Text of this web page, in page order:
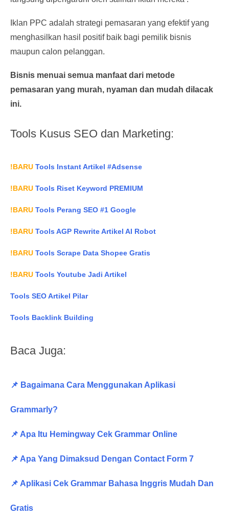
Iklan PPC adalah strategi pemasaran yang efektif yang
menghasilkan hasil positif baik bagi pemilik bisnis
maupun calon pelanggan.
Bisnis menuai semua manfaat dari metode
pemasaran yang murah, nyaman dan mudah dilacak
ini.
Tools Kusus SEO dan Marketing:
!BARU Tools Instant Artikel #Adsense
!BARU Tools Riset Keyword PREMIUM
!BARU Tools Perang SEO #1 Google
!BARU Tools AGP Rewrite Artikel AI Robot
!BARU Tools Scrape Data Shopee Gratis
!BARU Tools Youtube Jadi Artikel
Tools SEO Artikel Pilar
Tools Backlink Building
Baca Juga:
📌 Bagaimana Cara Menggunakan Aplikasi
Grammarly?
📌 Apa Itu Hemingway Cek Grammar Online
📌 Apa Yang Dimaksud Dengan Contact Form 7
📌 Aplikasi Cek Grammar Bahasa Inggris Mudah Dan
Gratis